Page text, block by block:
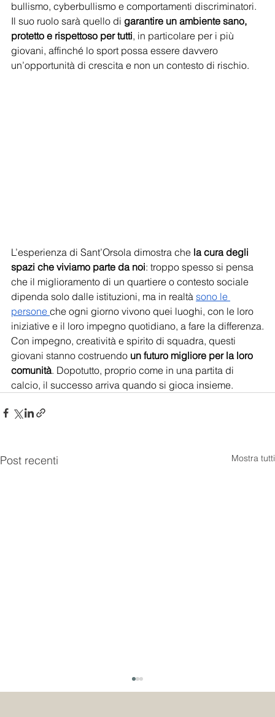
bullismo, cyberbullismo e comportamenti discriminatori.
Il suo ruolo sarà quello di garantire un ambiente sano,
protetto e rispettoso per tutti, in particolare per i più
giovani, affinché lo sport possa essere davvero
un’opportunità di crescita e non un contesto di rischio.
L’esperienza di Sant’Orsola dimostra che la cura degli
spazi che viviamo parte da noi: troppo spesso si pensa
che il miglioramento di un quartiere o contesto sociale
dipenda solo dalle istituzioni, ma in realtà sono le
persone che ogni giorno vivono quei luoghi, con le loro
iniziative e il loro impegno quotidiano, a fare la differenza.
Con impegno, creatività e spirito di squadra, questi
giovani stanno costruendo un futuro migliore per la loro
comunità. Dopotutto, proprio come in una partita di
calcio, il successo arriva quando si gioca insieme.
Post recenti Mostra tutti